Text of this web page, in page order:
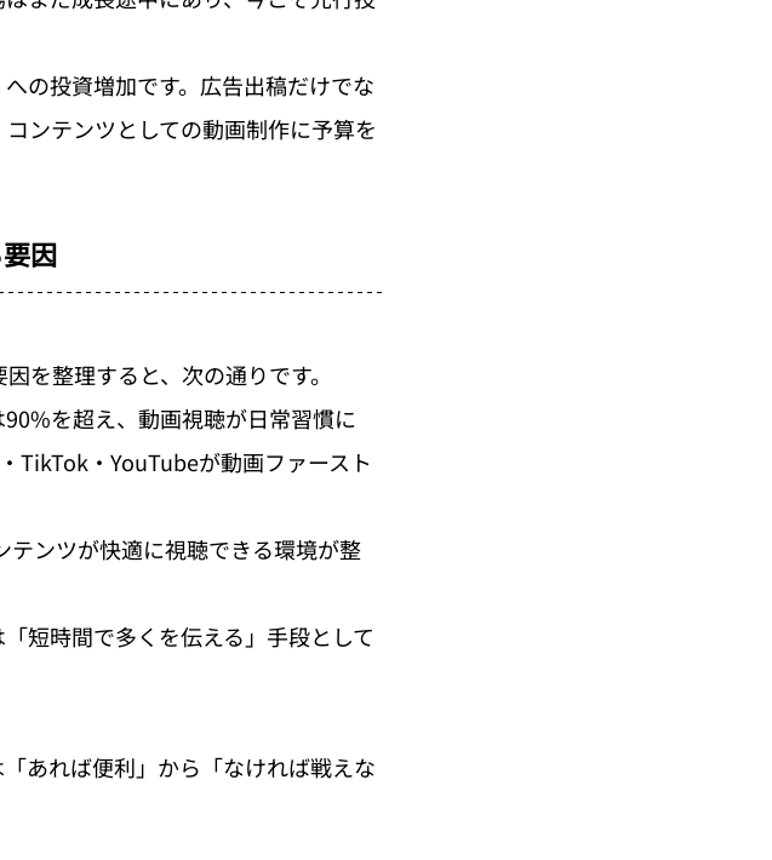
の投資増加です。広告出稿だけでな
ンテンツとしての動画制作に予算を
因
を整理すると、次の通りです。
を超え、動画視聴が日常習慣に
TikTok・YouTubeが動画ファースト
ンツが快適に視聴できる環境が整
短時間で多くを伝える」手段として
あれば便利」から「なければ戦えな